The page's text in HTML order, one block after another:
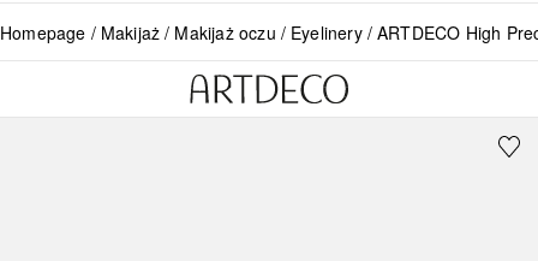
Homepage Makijaż Makijaż oczu Eyelinery ARTDECO High